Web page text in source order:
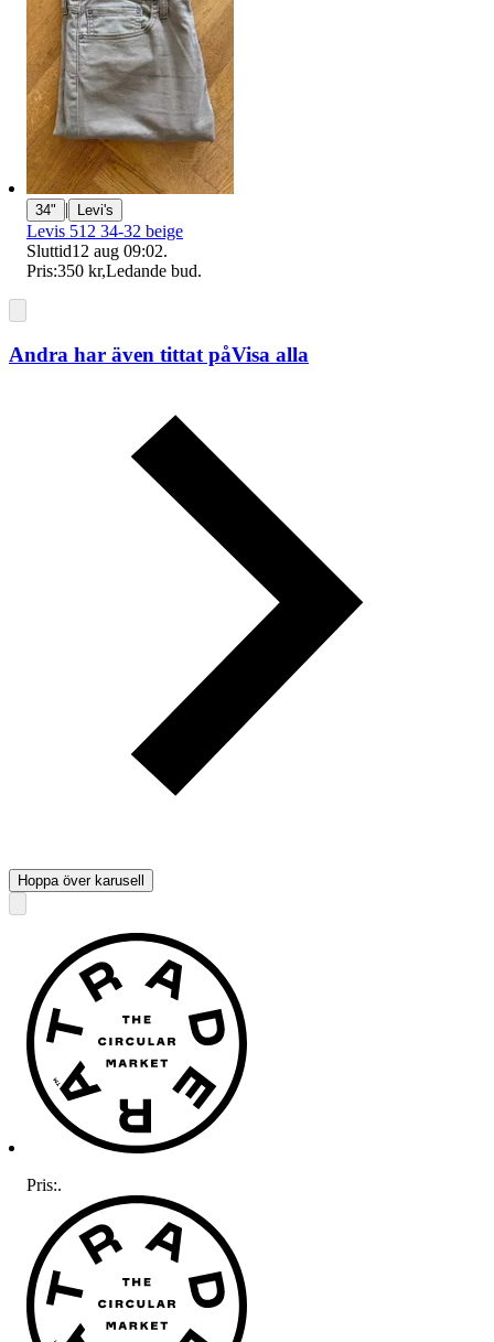
34" | Levi's
Levis 512 34-32 beige
Sluttid12 aug 09:02.
Pris:350 kr,Ledande bud.
Andra har även tittat påVisa alla
Hoppa över karusell
Pris:.